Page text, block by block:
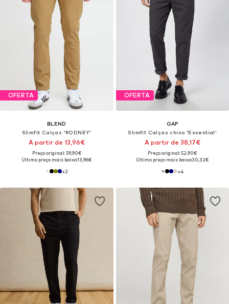
OFERTA
BLEND
Slimfit Calças 'RODNEY'
A partir de 13,96€
Preço original: 39,90€
Último preço mais baixo:13,96€
+2
OFERTA
GAP
Slimfit Calças chino 'Essential'
A partir de 38,17€
Preço original: 52,90€
Último preço mais baixo:30,32€
+4